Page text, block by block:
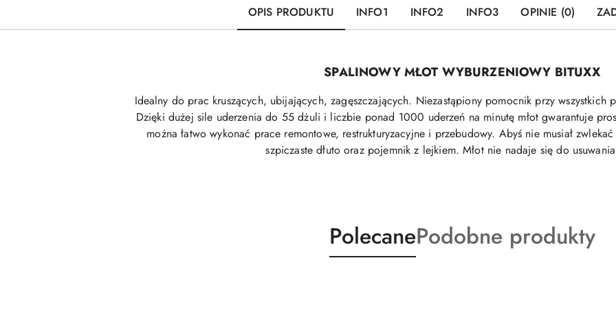
OPIS PRODUKTU INFO1 INFO2 INFO3 OPINIE (0)
SPALINOWY MŁOT WYBURZENIOWY BITUXX
Idealny do prac kruszących, ubijających, zagęszczających. Niezastąpiony pomocnik przy wszystkich
Dzięki dużej sile uderzenia do 55 dżuli i liczbie ponad 1000 uderzeń na minutę młot gwarantuje
można łatwo wykonać prace remontowe, restrukturyzacyjne i przebudowy. Abyś nie musiał
szpiczaste dłuto oraz pojemnik z lejkiem. Młot nie nadaje się do
Produkty
o
PolecaneProdukty
o
Podobne produkty